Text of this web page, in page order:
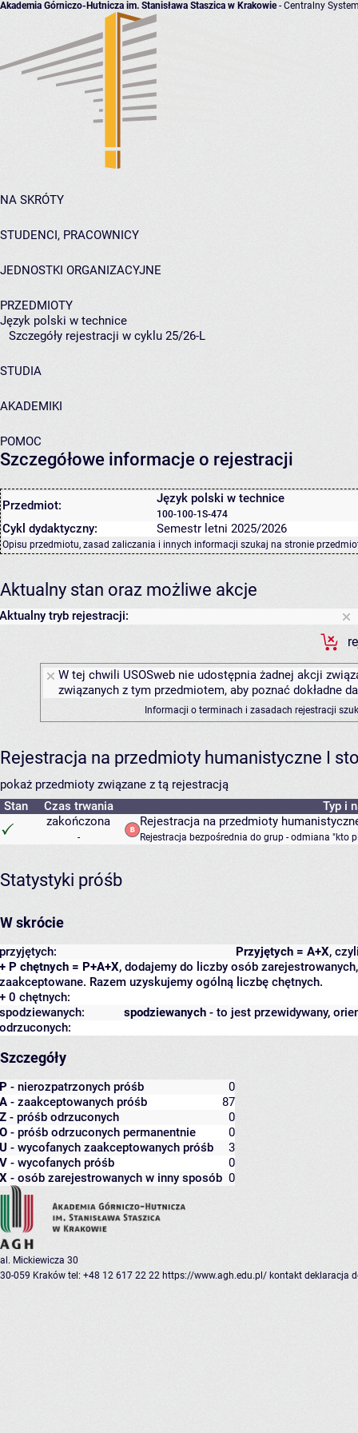
Akademia Górniczo-Hutnicza im. Stanisława Staszica w Krakowie- Centralny
NA SKRÓTY
STUDENCI, PRACOWNICY
JEDNOSTKI ORGANIZACYJNE
PRZEDMIOTY
Język polski w technice
Szczegóły rejestracji w cyklu 25/26-L
STUDIA
AKADEMIKI
POMOC
Szczegółowe informacje o rejestracji
Przedmiot: Język polski w technice
100-100-1S-474
Cykl dydaktyczny: Semestr letni 2025/2026
Opisu przedmiotu, zasad zaliczania i innych informacji szukaj na stronie
Aktualny stan oraz możliwe akcje
Aktualny tryb rejestracji:
W tej chwili USOSweb nie udostępnia żadnej akcji
związanych z tym przedmiotem, aby poznać dokładne
Informacji o terminach i zasadach rejestracji
Rejestracja na przedmioty humanistyczne I
pokaż przedmioty związane z tą rejestracją
Stan
Czas trwania
Typ i
zakończona
-
Rejestracja na przedmioty
Rejestracja bezpośrednia do grup - odmiana "kto
Statystyki próśb
W skrócie
Przyjętych = A+X,
przyjętych:
+ P chętnych = P+A+X, dodajemy do liczby osób
zaakceptowane. Razem uzyskujemy ogólną liczbę chętnych.
+ 0 chętnych:
spodziewanych - to jest przewidywany,
spodziewanych:
odrzuconych:
Szczegóły
P - nierozpatrzonych próśb
0
A - zaakceptowanych próśb
87
Z - próśb odrzuconych
0
O - próśb odrzuconych permanentnie
0
U - wycofanych zaakceptowanych próśb
3
V - wycofanych próśb
0
X - osób zarejestrowanych w inny sposób 0
al. Mickiewicza 30
30-059 Kraków tel: +48 12 617 22 22 https://www.agh.edu.pl/ kontakt deklaracja